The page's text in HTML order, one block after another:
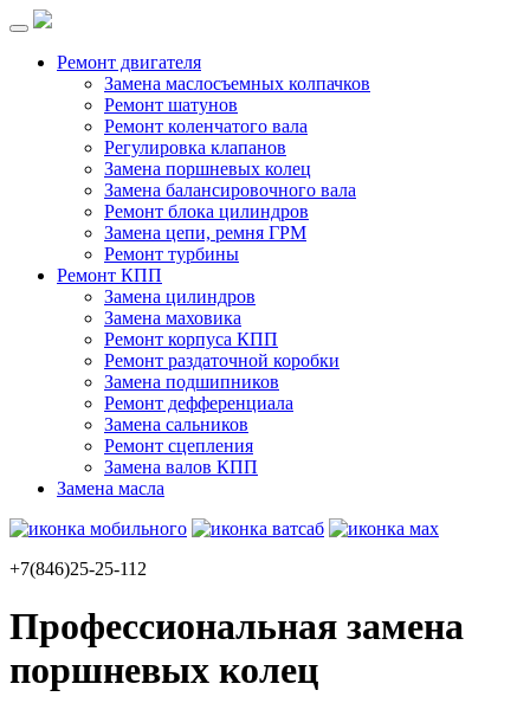
Ремонт двигателя
Замена маслосъемных колпачков
Ремонт шатунов
Ремонт коленчатого вала
Регулировка клапанов
Замена поршневых колец
Замена балансировочного вала
Ремонт блока цилиндров
Замена цепи, ремня ГРМ
Ремонт турбины
Ремонт КПП
Замена цилиндров
Замена маховика
Ремонт корпуса КПП
Ремонт раздаточной коробки
Замена подшипников
Ремонт дефференциала
Замена сальников
Ремонт сцепления
Замена валов КПП
Замена масла
+7(846)25-25-112
Профессиональная замена
поршневых колец